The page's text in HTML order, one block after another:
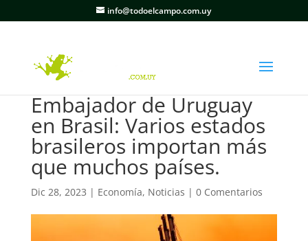
info@todoelcampo.com.uy
Embajador de Uruguay
en Brasil: Varios estados
brasileros importan más
que muchos países.
Dic 28, 2023 | Economía, Noticias | 0 Comentarios